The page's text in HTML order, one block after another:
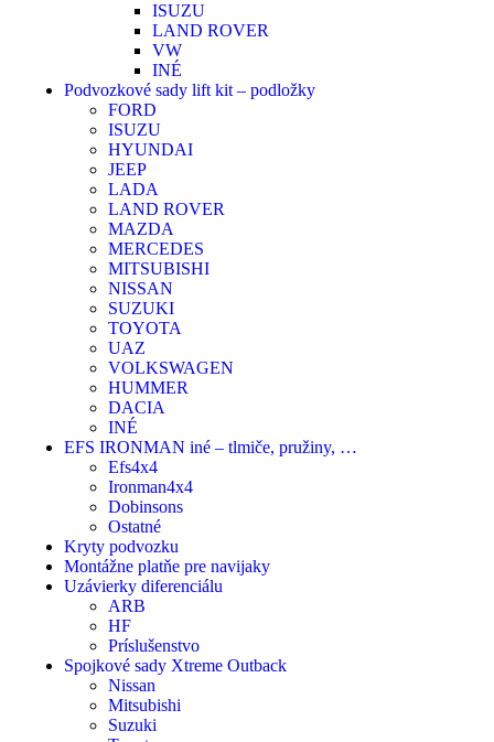
ISUZU
LAND ROVER
VW
INÉ
Podvozkové sady lift kit – podložky
FORD
ISUZU
HYUNDAI
JEEP
LADA
LAND ROVER
MAZDA
MERCEDES
MITSUBISHI
NISSAN
SUZUKI
TOYOTA
UAZ
VOLKSWAGEN
HUMMER
DACIA
INÉ
EFS IRONMAN iné – tlmiče, pružiny, …
Efs4x4
Ironman4x4
Dobinsons
Ostatné
Kryty podvozku
Montážne platňe pre navijaky
Uzávierky diferenciálu
ARB
HF
Príslušenstvo
Spojkové sady Xtreme Outback
Nissan
Mitsubishi
Suzuki